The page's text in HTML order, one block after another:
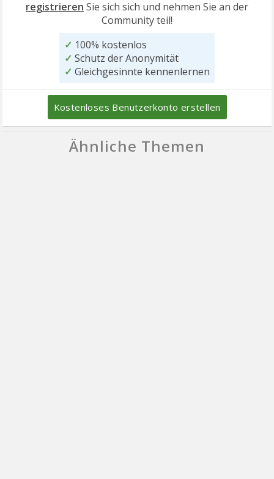
registrieren Sie sich sich und nehmen Sie an der
Community teil!
✓ 100% kostenlos
✓ Schutz der Anonymität
✓ Gleichgesinnte kennenlernen
Kostenloses Benutzerkonto erstellen
Ähnliche Themen